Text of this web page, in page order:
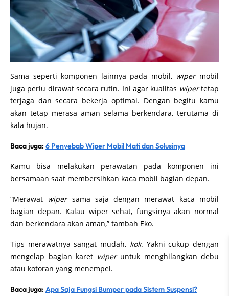
Sama seperti komponen lainnya pada mobil, wipermobil
juga perlu dirawat secara rutin. Ini agar kualitas wipertetap
terjaga dan secara bekerja optimal. Dengan begitu kamu
akan tetap merasa aman selama berkendara, terutama di
kala hujan.
Baca juga: 6 Penyebab Wiper Mobil Mati dan Solusinya
Kamu bisa melakukan perawatan pada komponen ini
bersamaan saat membersihkan kaca mobil bagian depan.
“Merawat wipersama saja dengan merawat kaca mobil
bagian depan. Kalau wiper sehat, fungsinya akan normal
dan berkendara akan aman,” tambah Eko.
Tips merawatnya sangat mudah, kok. Yakni cukup dengan
mengelap bagian karet wiper untuk menghilangkan debu
atau kotoran yang menempel.
Baca juga: Apa Saja Fungsi Bumper pada Sistem Suspensi?